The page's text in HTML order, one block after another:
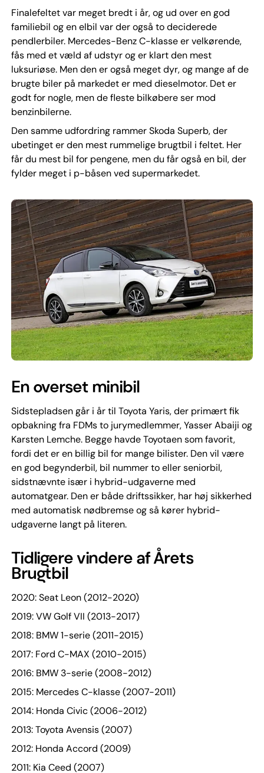
Finalefeltet var meget bredt i år, og ud over en god
familiebil og en elbil var der også to deciderede
pendlerbiler. Mercedes-Benz C-klasse er velkørende,
fås med et væld af udstyr og er klart den mest
luksuriøse. Men den er også meget dyr, og mange af de
brugte biler på markedet er med dieselmotor. Det er
godt for nogle, men de fleste bilkøbere ser mod
benzinbilerne.
Den samme udfordring rammer Skoda Superb, der
ubetinget er den mest rummelige brugtbil i feltet. Her
får du mest bil for pengene, men du får også en bil, der
fylder meget i p-båsen ved supermarkedet.
En overset minibil
Sidstepladsen går i år til Toyota Yaris, der primært fik
opbakning fra FDMs to jurymedlemmer, Yasser Abaiji og
Karsten Lemche. Begge havde Toyotaen som favorit,
fordi det er en billig bil for mange bilister. Den vil være
en god begynderbil, bil nummer to eller seniorbil,
sidstnævnte især i hybrid-udgaverne med
automatgear. Den er både driftssikker, har høj sikkerhed
med automatisk nødbremse og så kører hybrid-
udgaverne langt på literen.
Tidligere vindere af Årets
Brugtbil
2020: Seat Leon (2012-2020)
2019: VW Golf VII (2013-2017)
2018: BMW 1-serie (2011-2015)
2017: Ford C-MAX (2010-2015)
2016: BMW 3-serie (2008-2012)
2015: Mercedes C-klasse (2007-2011)
2014: Honda Civic (2006-2012)
2013: Toyota Avensis (2007)
2012: Honda Accord (2009)
2011: Kia Ceed (2007)